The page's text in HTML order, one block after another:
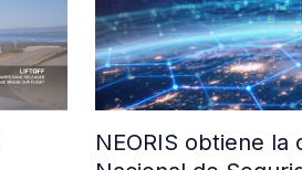
NEORIS obtiene la